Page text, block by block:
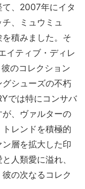
て、2007年にイタ
、ミュウミュ
積みました。そ
イティブ・ディレ
のコレクション
シューズの不朽
では特にコンサバ
、ヴァルターの
トレンドを積極的
層を拡大した印
人類愛に溢れ、
の次なるコレク